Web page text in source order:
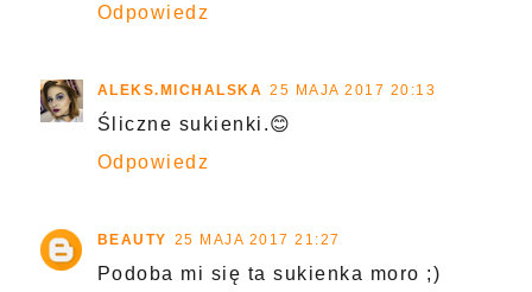
Odpowiedz
ALEKS.MICHALSKA 25 MAJA 2017 20:13
Śliczne sukienki.😊
Odpowiedz
BEAUTY 25 MAJA 2017 21:27
Podoba mi się ta sukienka moro ;)